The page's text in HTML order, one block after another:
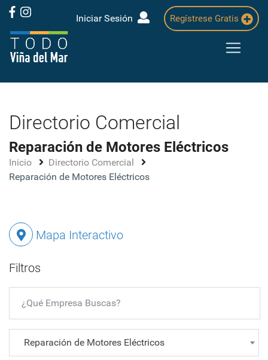
Iniciar Sesión Regístrese Gratis
Directorio Comercial
Reparación de Motores Eléctricos
Inicio
Directorio Comercial
Reparación de Motores Eléctricos
Mapa Interactivo
Filtros
Reparación de Motores Eléctricos